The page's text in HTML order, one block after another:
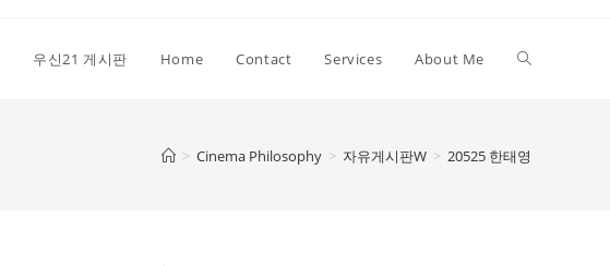
우신21 게시판 Home Contact Services About Me Toggle
> Cinema Philosophy > 자유게시판W > 20525 한태영